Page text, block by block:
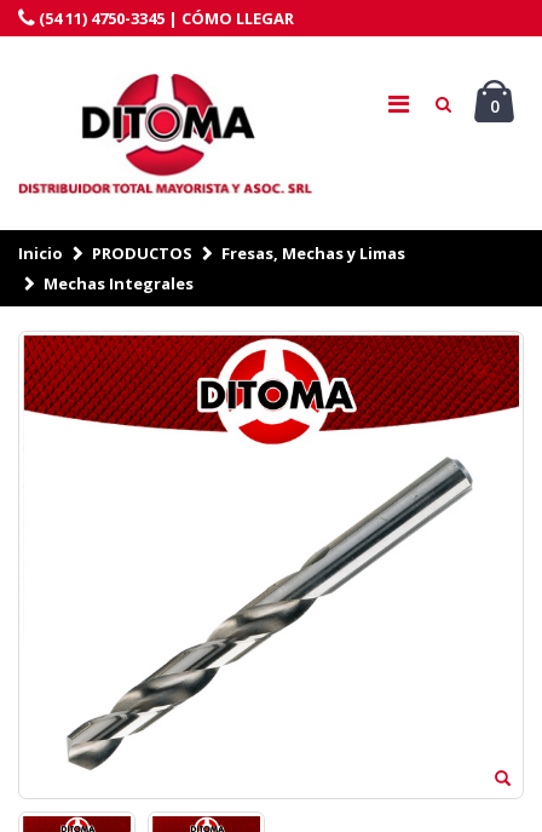
(54 11) 4750-3345 | CÓMO LLEGAR
0
Inicio PRODUCTOS
Fresas, Mechas y Limas
Mechas Integrales